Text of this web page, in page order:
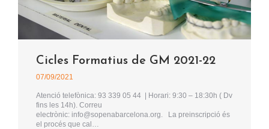
Cicles Formatius de GM 2021-22
07/09/2021
Atenció telefònica: 93 339 05 44 | Horari: 9:30 – 18:30h ( Dv
fins les 14h). Correu
electrònic: info@sopenabarcelona.org. La preinscripció és
el procés que cal…